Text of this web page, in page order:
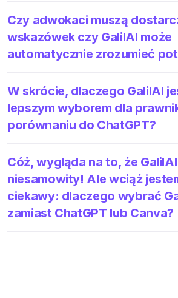
Czy adwokaci muszą
wskazówek czy GalilAI może
automatycznie zrozumieć
W skrócie, dlaczego GalilAI
lepszym wyborem dla
porównaniu do ChatGPT?
Cóż, wygląda na to, że
niesamowity! Ale wciąż
ciekawy: dlaczego wybrać
zamiast ChatGPT lub Canva?